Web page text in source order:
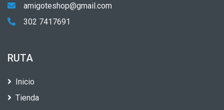
amigoteshop@gmail.com
302 7417691
RUTA
Inicio
Tienda